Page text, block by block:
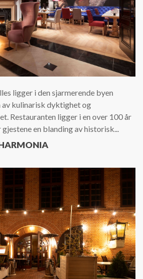
ligger i den sjarmerende byen
kulinarisk dyktighet og
Restauranten ligger i en over 100 år
en blanding av historisk...